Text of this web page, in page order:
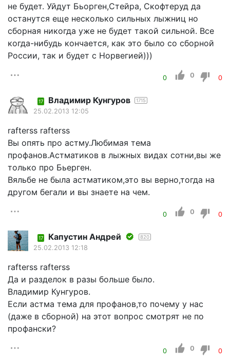
не будет. Уйдут Бьорген,Стейра, Скофтеруд да
останутся еще несколько сильных лыжниц но
сборная никогда уже не будет такой сильной. Все
когда-нибудь кончается, как это было со сборной
России, так и будет с Норвегией)))
0 0 0
17 Владимир Кунгуров 1715
25.02.2013 12:05
rafterss rafterss
Вы опять про астму.Любимая тема
профанов.Астматиков в лыжных видах сотни,вы же
только про Бьерген.
Вяльбе не была астматиком,это вы верно,тогда на
другом бегали и вы знаете на чем.
0 0 0
17 Капустин Андрей 820
25.02.2013 12:18
rafterss rafterss
Да и разделок в разы больше было.
Владимир Кунгуров.
Если астма тема для профанов,то почему у нас
(даже в сборной) на этот вопрос смотрят не по
профански?
0 0 0